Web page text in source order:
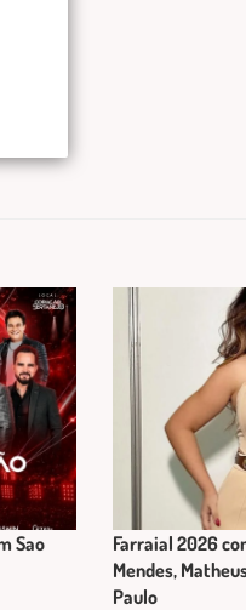
Sao
Farraial 2026
Mendes,
Paulo